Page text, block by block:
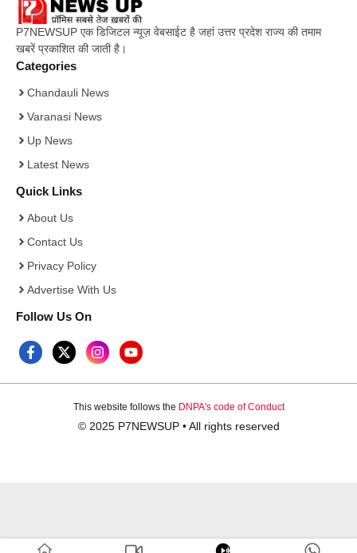
P7NEWSUP एक डिजिटल न्यूज़ वेबसाईट है जहां उत्तर प्रदेश राज्य की तमाम
खबरें प्रकाशित की जाती है।
Categories
Chandauli News
Varanasi News
Up News
Latest News
Quick Links
About Us
Contact Us
Privacy Policy
Advertise With Us
Follow Us On
This website follows the DNPA's code of Conduct
© 2025 P7NEWSUP • All rights reserved